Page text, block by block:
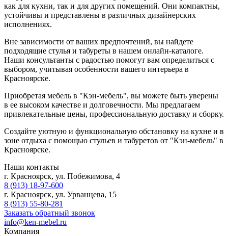
как для кухни, так и для других помещений. Они компактны,
устойчивы и представлены в различных дизайнерских
исполнениях.
Вне зависимости от ваших предпочтений, вы найдете
подходящие стулья и табуреты в нашем онлайн-каталоге.
Наши консультанты с радостью помогут вам определиться с
выбором, учитывая особенности вашего интерьера в
Красноярске.
Приобретая мебель в "Кэн-мебель", вы можете быть уверены
в ее высоком качестве и долговечности. Мы предлагаем
привлекательные цены, профессиональную доставку и сборку.
Создайте уютную и функциональную обстановку на кухне и в
зоне отдыха с помощью стульев и табуретов от "Кэн-мебель" в
Красноярске.
Наши контакты
г. Красноярск, ул. Побежимова, 4
8 (913) 18-97-600
г. Красноярск, ул. Урванцева, 15
8 (913) 55-80-281
Заказать обратный звонок
info@ken-mebel.ru
Компания